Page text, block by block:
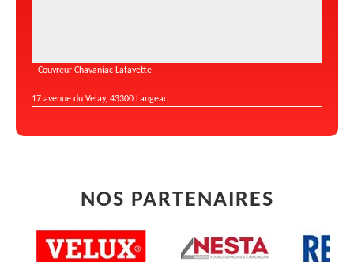
Couvreur Chavaniac Lafayette
17 avenue du Velay, 43300 Langeac
NOS PARTENAIRES